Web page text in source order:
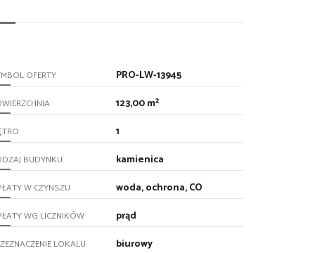
OFERTY PRO-LW-13945
123,00 m²
1
BUDYNKU kamienica
W CZYNSZU woda, ochrona, CO
WG LICZNIKÓW prąd
LOKALU biurowy